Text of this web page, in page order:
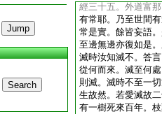
Search
經三十五。外道富
有常耶。乃至世間
常是實。餘皆妄語
至邊無邊亦復如是
滅時汝知滅不。答
從何而來。滅至何
則滅。滅時不至一
生故然。若愛滅故
有一樹死來百年。